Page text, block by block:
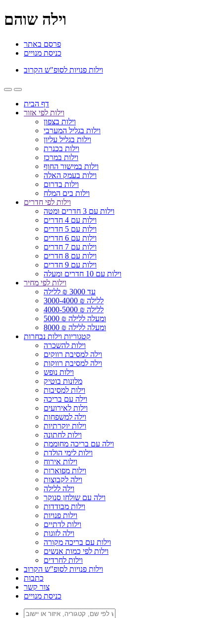
וילה שוהם
פרסם באתר
כניסת מנויים
וילות פנויות לסופ"ש הקרוב
דף הבית
וילות לפי אזור
וילות בצפון
וילות בגליל המערבי
וילות בגליל עליון
וילות בכנרת
וילות במרכז
וילות במישור החוף
וילות בעמק האלה
וילות בדרום
וילות בים המלח
וילות לפי חדרים
וילות עם 3 חדרים ומטה
וילות עם 4 חדרים
וילות עם 5 חדרים
וילות עם 6 חדרים
וילות עם 7 חדרים
וילות עם 8 חדרים
וילות עם 9 חדרים
וילות עם 10 חדרים ומעלה
וילות לפי מחיר
עד 3000 ₪ ללילה
3000-4000 ₪ ללילה
4000-5000 ₪ ללילה
5000 ₪ ומעלה ללילה
8000 ₪ ומעלה ללילה
קטגוריות וילות נבחרות
וילות להשכרה
וילה למסיבת רווקים
וילה למסיבת רווקות
וילות נופש
מלונות בוטיק
וילות למסיבות
וילה עם בריכה
וילות לאירועים
וילה למשפחות
וילות יוקרתיות
וילות לחתונה
וילה עם בריכה מחוממת
וילות לימי הולדת
וילות אירוח
וילות מפוארות
וילה לקבוצות
וילה ללילה
וילה עם שולחן סנוקר
וילות מבודדות
וילות פנויות
וילות לדתיים
וילה לזוגות
וילות עם בריכה מקורה
וילות לפי כמות אנשים
וילות לחרדים
וילות פנויות לסופ"ש הקרוב
כתבות
צור קשר
כניסת מנויים